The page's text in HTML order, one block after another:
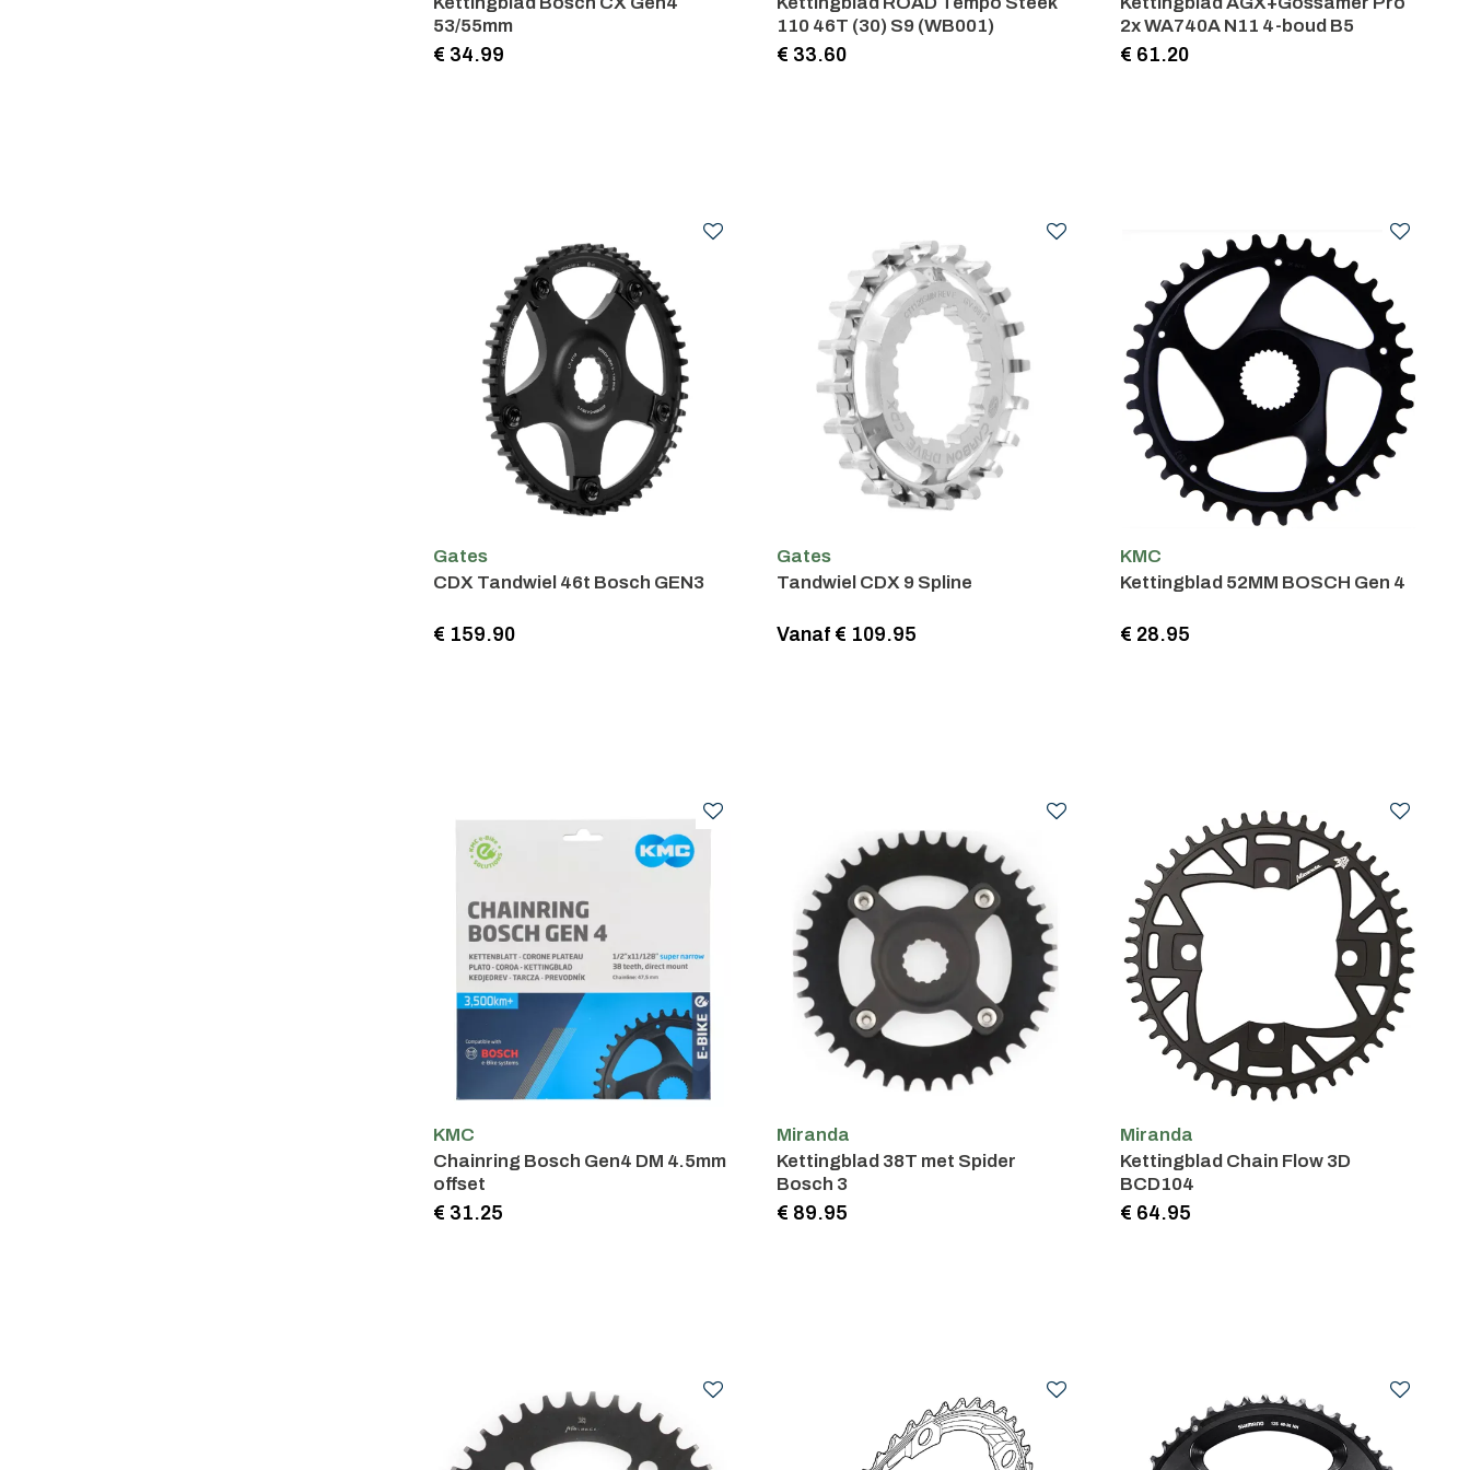
53/55mm
€ 34.99
110 46T (30) S9 (WB001)
€ 33.60
2x WA740A N11 4-boud B5
€ 61.20
Gates
CDX Tandwiel 46t Bosch GEN3
€ 159.90
Gates
Tandwiel CDX 9 Spline
Vanaf € 109.95
KMC
Kettingblad 52MM BOSCH Gen 4
€ 28.95
KMC
Chainring Bosch Gen4 DM 4.5mm
offset
€ 31.25
Miranda
Kettingblad 38T met Spider
Bosch 3
€ 89.95
Miranda
Kettingblad Chain Flow 3D
BCD104
€ 64.95